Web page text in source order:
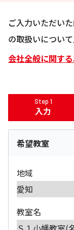
ご入力いただい
の取扱いについ
会社全般に関す
Step 1
入力
希望教室
地域
教室名